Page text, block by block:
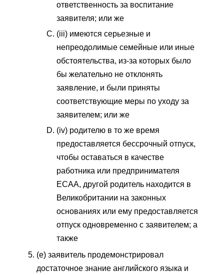
ответственность за воспитание
заявителя; или же
(iii) имеются серьезные и
непреодолимые семейные или иные
обстоятельства, из-за которых было
бы желательно не отклонять
заявление, и были приняты
соответствующие меры по уходу за
заявителем; или же
(iv) родителю в то же время
предоставляется бессрочный отпуск,
чтобы оставаться в качестве
работника или предпринимателя
ECAA, другой родитель находится в
Великобритании на законных
основаниях или ему предоставляется
отпуск одновременно с заявителем; а
также
(e) заявитель продемонстрировал
достаточное знание английского языка и